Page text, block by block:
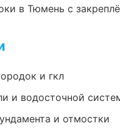
в Тюмень с
и гкл
и водосточной
и отмостки